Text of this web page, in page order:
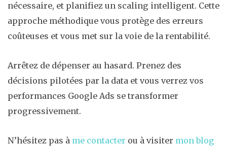
nécessaire, et planifiez un scaling intelligent. Cette
approche méthodique vous protège des erreurs
coûteuses et vous met sur la voie de la rentabilité.
Arrêtez de dépenser au hasard. Prenez des
décisions pilotées par la data et vous verrez vos
performances Google Ads se transformer
progressivement.
N’hésitez pas à me contacter ou à visiter mon blog